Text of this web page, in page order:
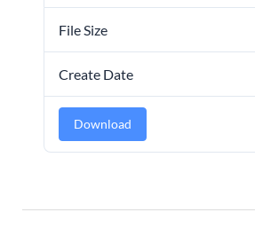
File Size
Create Date
Download